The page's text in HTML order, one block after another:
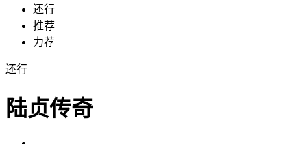
还行
推荐
力荐
还行
陆贞传奇